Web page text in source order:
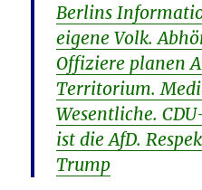
Berlins
eigene Volk.
Offiziere planen
Territorium.
Wesentliche.
ist die AfD.
Trump